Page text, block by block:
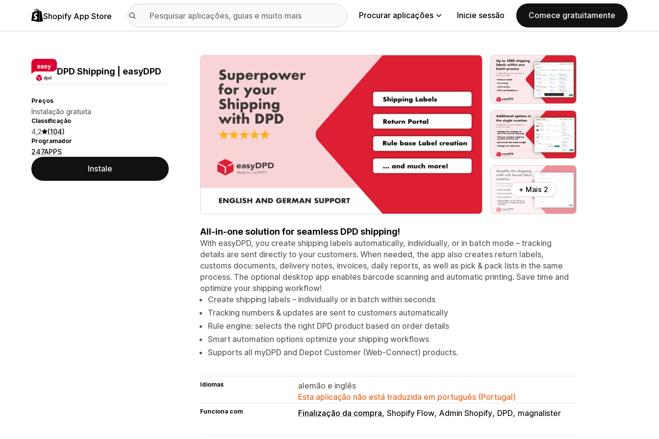
Shopify App Store Procurar aplicações Inicie sessão Comece gratuitamente
DPD Shipping | easyDPD
Preços
Instalação gratuita
Classificação
4,2 (104)
Programador
247APPS
Instale
Galeria de imagens em destaque
+ Mais 2
All-in-one solution for seamless DPD shipping!
With easyDPD, you create shipping labels automatically, individually, or in batch mode – tracking
details are sent directly to your customers. When needed, the app also creates return labels,
customs documents, delivery notes, invoices, daily reports, as well as pick & pack lists in the same
process. The optional desktop app enables barcode scanning and automatic printing. Save time and
optimize your shipping workflow!
Create shipping labels – individually or in batch within seconds
Tracking numbers & updates are sent to customers automatically
Rule engine: selects the right DPD product based on order details
Smart automation options optimize your shipping workflows
Supports all myDPD and Depot Customer (Web-Connect) products.
Idiomas
alemão e inglês
Esta aplicação não está traduzida em português (Portugal)
Funciona com Finalização da compra Shopify Flow Admin Shopify DPD magnalister